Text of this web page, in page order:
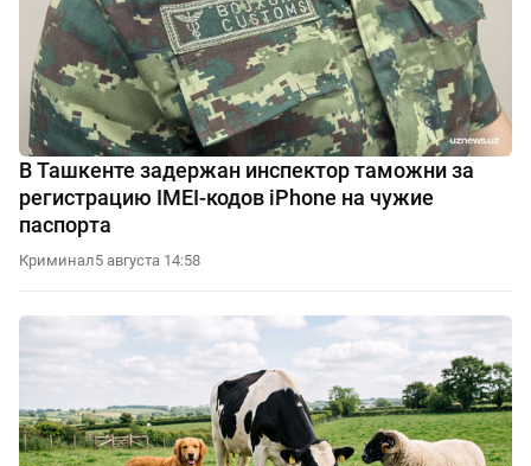
В Ташкенте задержан инспектор таможни за
регистрацию IMEI-кодов iPhone на чужие
паспорта
Криминал5 августа 14:58